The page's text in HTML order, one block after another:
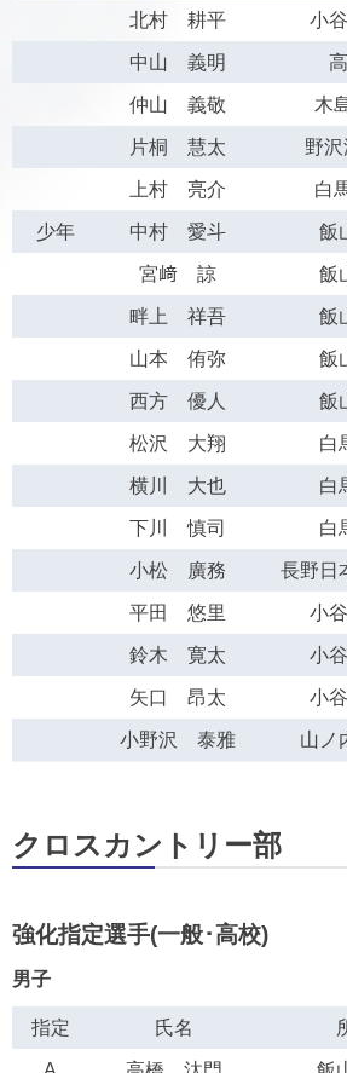
北村 耕平 小
中山 義明
仲山 義敬 木
片桐 慧太 野
上村 亮介 白
少年 中村 愛斗 飯
宮﨑 諒 飯
畔上 祥吾 飯
山本 侑弥 飯
西方 優人 飯
松沢 大翔 白
横川 大也 白
下川 慎司 白
小松 廣務 長野日
平田 悠里 小
鈴木 寛太 小
矢口 昂太 小
小野沢 泰雅 山ノ
クロスカントリー部
強化指定選手(一般･高校)
男子
指定 氏名